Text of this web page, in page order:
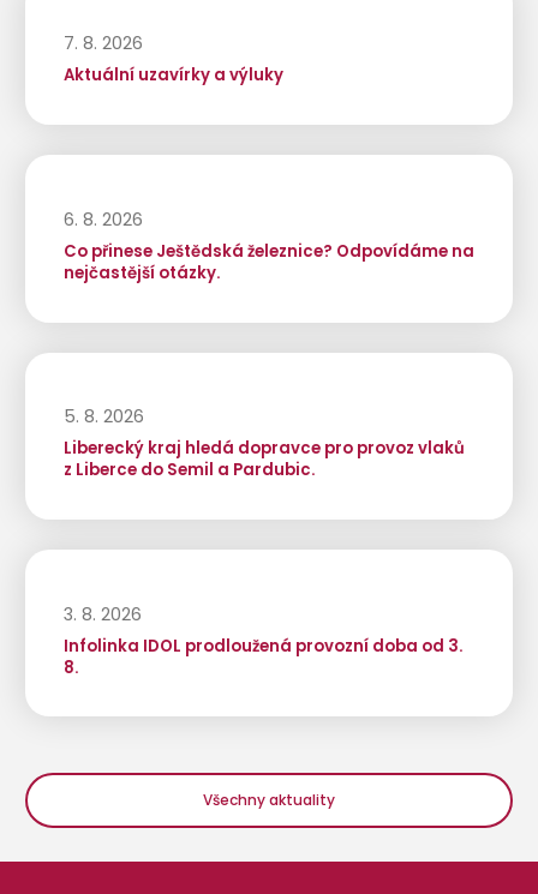
7. 8. 2026
Aktuální uzavírky a výluky
6. 8. 2026
Co přinese Ještědská železnice? Odpovídáme na
nejčastější otázky.
5. 8. 2026
Liberecký kraj hledá dopravce pro provoz vlaků
z Liberce do Semil a Pardubic.
3. 8. 2026
Infolinka IDOL prodloužená provozní doba od 3.
8.
Všechny aktuality